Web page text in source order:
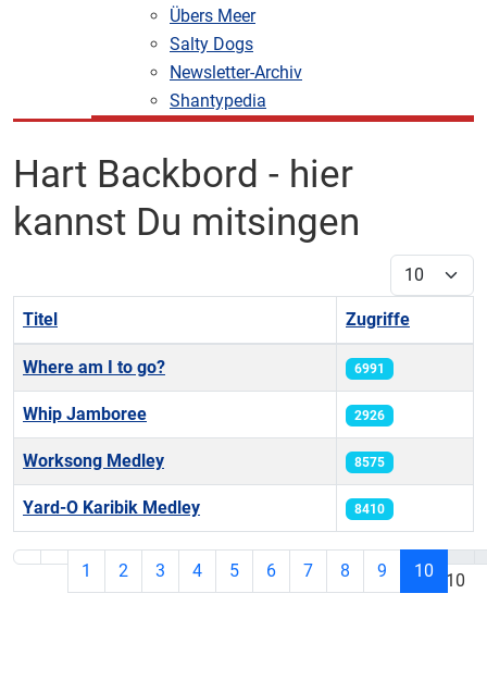
Übers Meer
Salty Dogs
Newsletter-Archiv
Shantypedia
Hart Backbord - hier
kannst Du mitsingen
Anzeige #
Beiträge
Titel Zugriffe
Where am I to go? 6991
Whip Jamboree 2926
Worksong Medley 8575
Yard-O Karibik Medley 8410
Seite 10 von 10
1 2 3 4 5 6 7 8 9 10